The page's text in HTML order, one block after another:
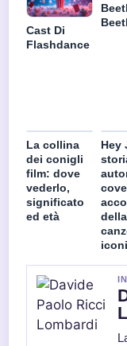
Cast Di
Flashdance
La collina
dei conigli
film: dove
vederlo,
significato
ed età
Hey
della